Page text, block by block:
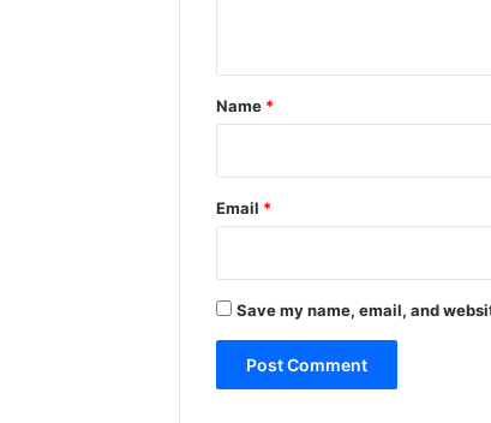
*
Name *
Email *
Save my name, email, and